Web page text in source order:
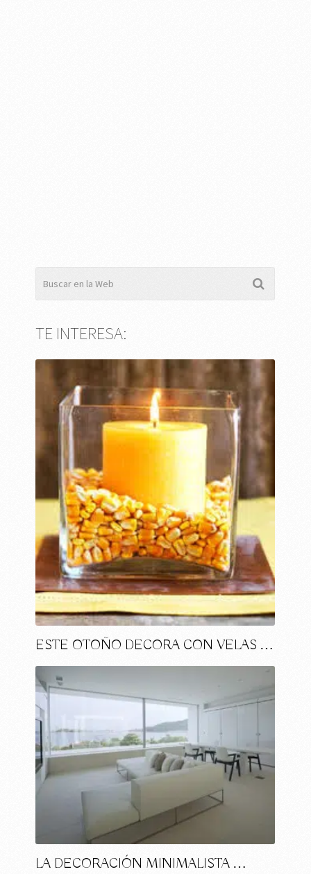
TE INTERESA:
ESTE OTOÑO DECORA CON VELAS …
LA DECORACIÓN MINIMALISTA …